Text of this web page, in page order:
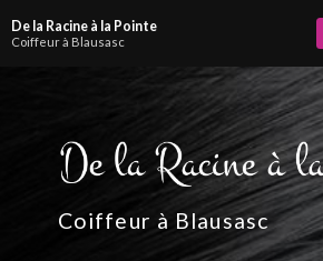
au
contenu
De la Racine à la Pointe
Coiffeur à Blausasc
Coiffeur à Blausasc